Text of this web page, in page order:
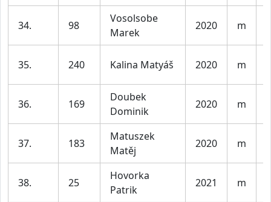
34. 98
Vosolsobe
Marek
2020 m
35. 240 Kalina Matyáš 2020 m
36. 169
Doubek
Dominik
2020 m
37. 183
Matuszek
Matěj
2020 m
38. 25
Hovorka
Patrik
2021 m